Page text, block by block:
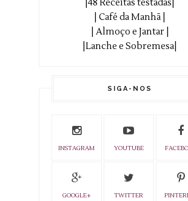
|48 Receitas testadas|
| Café da Manhã |
| Almoço e Jantar |
|Lanche e Sobremesa|
SIGA-NOS
INSTAGRAM YOUTUBE
GOOGLE+ TWITTER